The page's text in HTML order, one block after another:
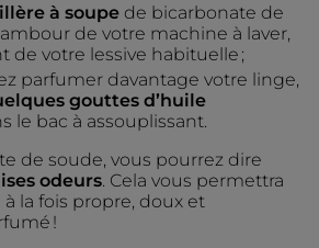
à soupe de bicarbonate de
de votre machine à laver,
de votre lessive habituelle ;
parfumer davantage votre linge,
gouttes d’huile
le bac à assouplissant.
de soude, vous pourrez dire
odeurs. Cela vous permettra
la fois propre, doux et
!